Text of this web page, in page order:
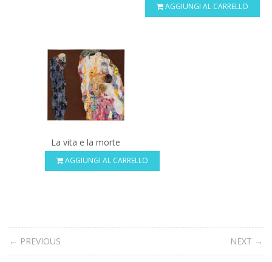
AGGIUNGI AL CARRELLO
La vita e la morte
AGGIUNGI AL CARRELLO
← PREVIOUS NEXT →